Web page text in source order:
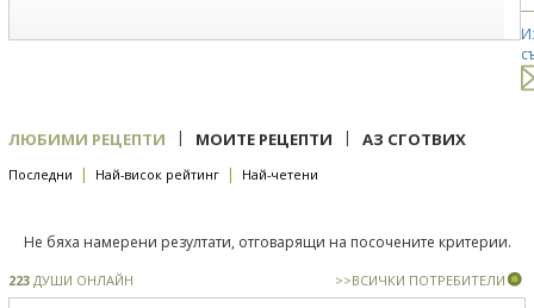
ЛЮБИМИ РЕЦЕПТИ | МОИТЕ РЕЦЕПТИ | АЗ СГОТВИХ
Последни | Най-висок рейтинг | Най-четени
Не бяха намерени резултати, отговарящи на посочените критерии.
223 ДУШИ ОНЛАЙН >>ВСИЧКИ ПОТРЕБИТЕЛИ